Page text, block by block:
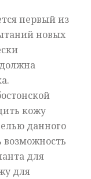
первый из
новых
кожу
данного
возможность
для
для